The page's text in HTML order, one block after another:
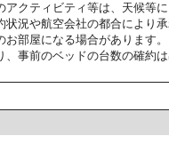
アクティビティ等は、天候等
状況や航空会社の都合により
部屋になる場合があります。
、事前のベッドの台数の確約